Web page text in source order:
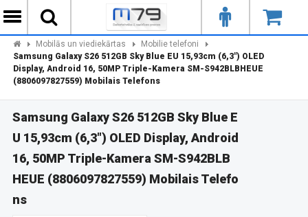
Mobilās un viediekārtas
Mobilie telefoni
Samsung Galaxy S26 512GB Sky Blue EU 15,93cm (6,3") OLED
Display, Android 16, 50MP Triple-Kamera SM-S942BLBHEUE
(8806097827559) Mobilais Telefons
Samsung Galaxy S26 512GB Sky Blue E
U 15,93cm (6,3") OLED Display, Android
16, 50MP Triple-Kamera SM-S942BLB
HEUE (8806097827559) Mobilais Telefo
ns